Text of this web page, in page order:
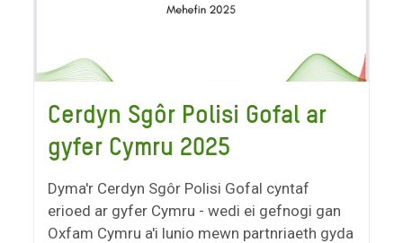
Cerdyn Sgôr Polisi Gofal ar
gyfer Cymru 2025
Dyma'r Cerdyn Sgôr Polisi Gofal cyntaf
erioed ar gyfer Cymru - wedi ei gefnogi gan
Oxfam Cymru a'i lunio mewn partnriaeth gyda